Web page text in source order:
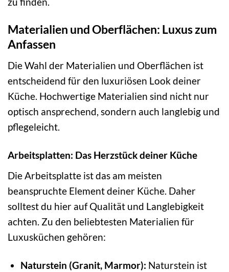
Materialien und Oberflächen: Luxus zum
Anfassen
Die Wahl der Materialien und Oberflächen ist
entscheidend für den luxuriösen Look deiner
Küche. Hochwertige Materialien sind nicht nur
optisch ansprechend, sondern auch langlebig und
pflegeleicht.
Arbeitsplatten: Das Herzstück deiner Küche
Die Arbeitsplatte ist das am meisten
beanspruchte Element deiner Küche. Daher
solltest du hier auf Qualität und Langlebigkeit
achten. Zu den beliebtesten Materialien für
Luxusküchen gehören:
Naturstein (Granit, Marmor): Naturstein ist